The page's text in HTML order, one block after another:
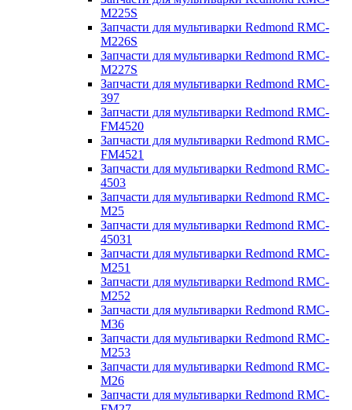
M225S
Запчасти для мультиварки Redmond RMC-
M226S
Запчасти для мультиварки Redmond RMC-
M227S
Запчасти для мультиварки Redmond RMC-
397
Запчасти для мультиварки Redmond RMC-
FM4520
Запчасти для мультиварки Redmond RMC-
FM4521
Запчасти для мультиварки Redmond RMC-
4503
Запчасти для мультиварки Redmond RMC-
M25
Запчасти для мультиварки Redmond RMC-
45031
Запчасти для мультиварки Redmond RMC-
M251
Запчасти для мультиварки Redmond RMC-
M252
Запчасти для мультиварки Redmond RMC-
M36
Запчасти для мультиварки Redmond RMC-
M253
Запчасти для мультиварки Redmond RMC-
M26
Запчасти для мультиварки Redmond RMC-